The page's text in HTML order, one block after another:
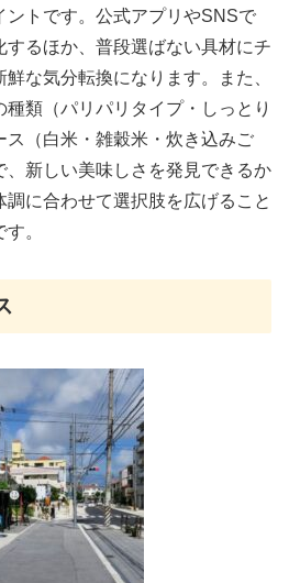
ントです。公式アプリやSNSで
るほか、普段選ばない具材にチ
な気分転換になります。また、
類（パリパリタイプ・しっとり
ス（白米・雑穀米・炊き込みご
、新しい美味しさを発見できるか
調に合わせて選択肢を広げること
。